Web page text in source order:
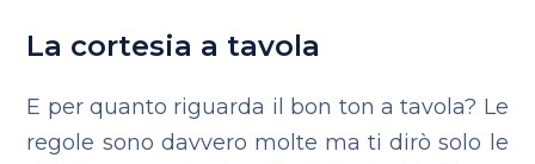
La cortesia a tavola
E per quanto riguarda il bon ton a tavola? Le
regole sono davvero molte ma ti dirò solo le